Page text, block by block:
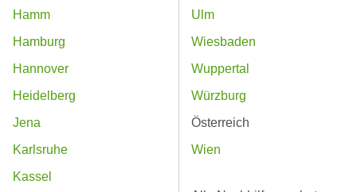
Hamm
Hamburg
Hannover
Heidelberg
Jena
Karlsruhe
Kassel
Ulm
Wiesbaden
Wuppertal
Würzburg
Österreich
Wien